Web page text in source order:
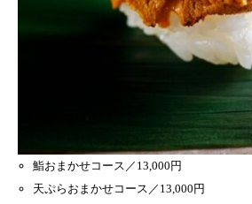
鮨おまかせコース／13,000円
天ぷらおまかせコース／13,000円